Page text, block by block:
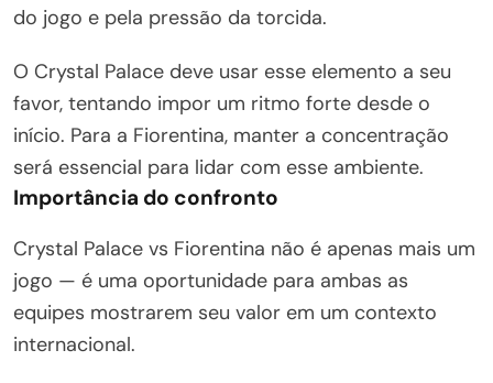
do jogo e pela pressão da torcida.
O Crystal Palace deve usar esse elemento a seu
favor, tentando impor um ritmo forte desde o
início. Para a Fiorentina, manter a concentração
será essencial para lidar com esse ambiente.
Importância do confronto
Crystal Palace vs Fiorentina não é apenas mais um
jogo — é uma oportunidade para ambas as
equipes mostrarem seu valor em um contexto
internacional.